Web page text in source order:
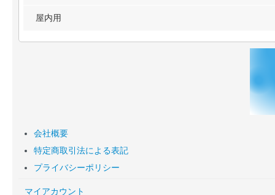
屋内用
会社概要
特定商取引法による表記
プライバシーポリシー
マイアカウント